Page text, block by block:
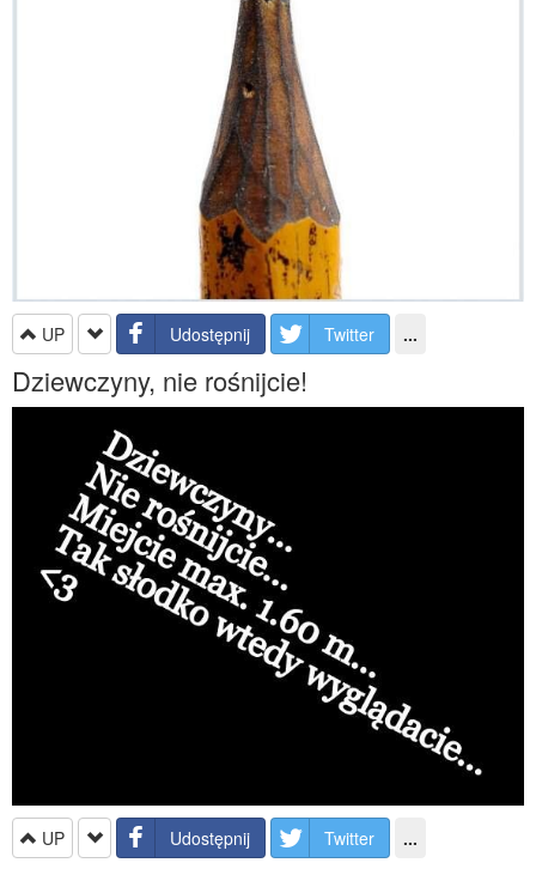
UP Udostępnij Twitter ...
Dziewczyny, nie rośnijcie!
UP Udostępnij Twitter ...